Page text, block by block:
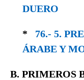
DUERO
* 76.- 5.
ÁRABE Y
B. PRIMEROS